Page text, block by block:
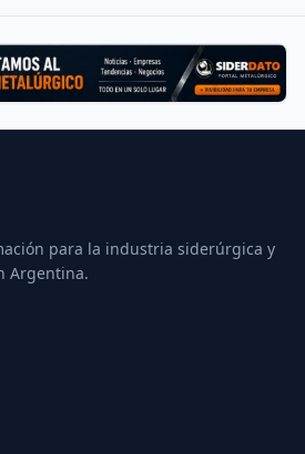
para la industria siderúrgica y
Argentina.